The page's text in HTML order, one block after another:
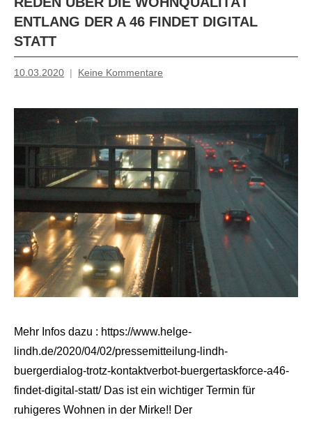
ENTLANG DER A 46 FINDET DIGITAL
STATT
10.03.2020
Inge
Keine Kommentare
Mehr Infos dazu : https://www.helge-
lindh.de/2020/04/02/pressemitteilung-lindh-
buergerdialog-trotz-kontaktverbot-buergertaskforce-a46-
findet-digital-statt/ Das ist ein wichtiger Termin für
ruhigeres Wohnen in der Mirke!! Der